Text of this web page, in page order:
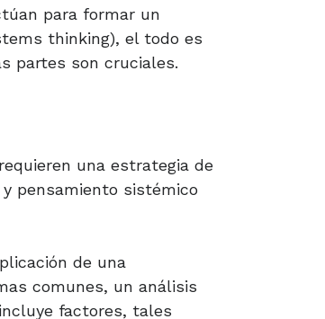
para formar un
thinking), el todo es
partes son cruciales.
una estrategia de
pensamiento sistémico
de una
comunes, un análisis
factores, tales